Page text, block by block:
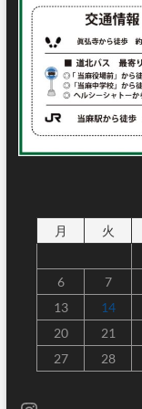
月 火
6
7
13
14
20
21
27
28